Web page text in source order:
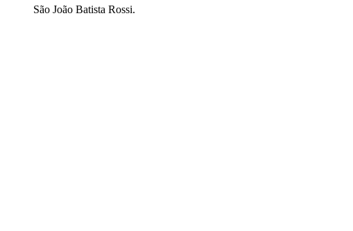
São João Batista Rossi.